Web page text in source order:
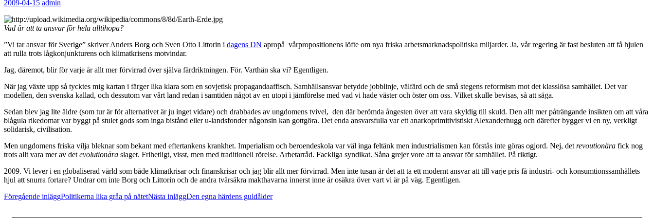
2009-04-15 admin
Vad är att ta ansvar för hela alltihopa?
”Vi tar ansvar för Sverige” skriver Anders Borg och Sven Otto Littorin i dagens DN apropå vårpropositionens löfte om nya friska arbetsmarknadspolitiska miljarder. Ja, vår regering är fast besluten att få hjulen
att rulla trots lågkonjunkturens och klimatkrisens motvindar.
Jag, däremot, blir för varje år allt mer förvirrad över själva färdriktningen. För. Varthän ska vi? Egentligen.
När jag växte upp så tycktes mig kartan i färger lika klara som en sovjetisk propagandaaffisch. Samhällsansvar betydde jobblinje, välfärd och de små stegens reformism mot det klasslösa samhället. Det var
modellen, den svenska kallad, och dessutom var vårt land redan i samtiden något av en utopi i jämförelse med vad vi hade väster och öster om oss. Vilket skulle bevisas, så att säga.
Sedan blev jag lite äldre (som tur är för alternativet är ju inget vidare) och drabbades av ungdomens tvivel, den där berömda ångesten över att vara skyldig till skuld. Den allt mer påträngande insikten om att våra
blågula rikedomar var byggt på stulet gods som inga bistånd eller u-landsfonder någonsin kan gottgöra. Det enda ansvarsfulla var ett anarkoprimitivistiskt Alexanderhugg och därefter bygger vi en ny, verkligt
solidarisk, civilisation.
Men ungdomens friska vilja bleknar som bekant med eftertankens krankhet. Imperialism och beroendeskola var väl inga feltänk men industrialismen kan förstås inte göras ogjord. Nej, det revoutionära fick nog
trots allt vara mer av det evolutionära slaget. Frihetligt, visst, men med traditionell rörelse. Arbetarråd. Fackliga syndikat. Såna grejer vore att ta ansvar för samhället. På riktigt.
2009. Vi lever i en globaliserad värld som både klimatkrisar och finanskrisar och jag blir allt mer förvirrad. Men inte tusan är det att ta ett modernt ansvar att till varje pris få industri- och konsumtionssamhällets
hjul att snurra fortare? Undrar om inte Borg och Littorin och de andra tvärsäkra makthavarna innerst inne är osäkra över vart vi är på väg. Egentligen.
Inläggsnavigering
Föregående inläggPolitikerna lika gråa på nätetNästa inläggDen egna härdens guldålder